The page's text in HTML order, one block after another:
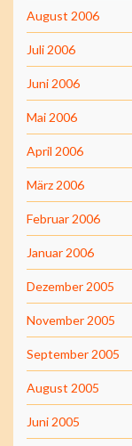
August 2006
Juli 2006
Juni 2006
Mai 2006
April 2006
März 2006
Februar 2006
Januar 2006
Dezember 2005
November 2005
September 2005
August 2005
Juni 2005